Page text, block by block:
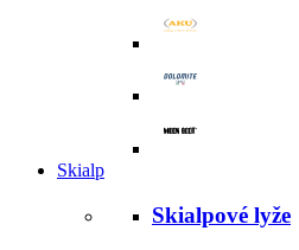
Skialp
Skialpové lyže